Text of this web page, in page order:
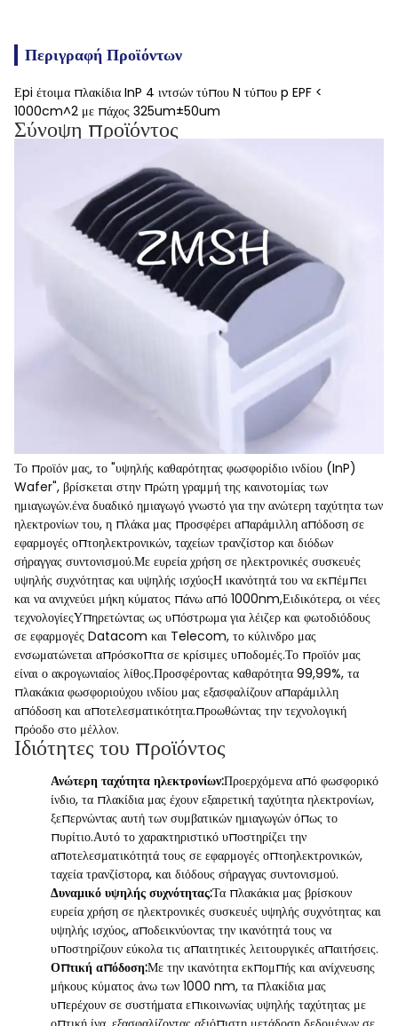
Περιγραφή Προϊόντων
Εpi έτοιμα πλακίδια InP 4 ιντσών τύπου N τύπου p EPF <
1000cm^2 με πάχος 325um±50um
Σύνοψη προϊόντος
Το προϊόν μας, το "υψηλής καθαρότητας φωσφορίδιο ινδίου (InP)
Wafer", βρίσκεται στην πρώτη γραμμή της καινοτομίας των
ημιαγωγών.ένα δυαδικό ημιαγωγό γνωστό για την ανώτερη ταχύτητα των
ηλεκτρονίων του, η πλάκα μας προσφέρει απαράμιλλη απόδοση σε
εφαρμογές οπτοηλεκτρονικών, ταχείων τρανζίστορ και διόδων
σήραγγας συντονισμού.Με ευρεία χρήση σε ηλεκτρονικές συσκευές
υψηλής συχνότητας και υψηλής ισχύοςΗ ικανότητά του να εκπέμπει
και να ανιχνεύει μήκη κύματος πάνω από 1000nm,Ειδικότερα, οι νέες
τεχνολογίεςΥπηρετώντας ως υπόστρωμα για λέιζερ και φωτοδιόδους
σε εφαρμογές Datacom και Telecom, το κύλινδρο μας
ενσωματώνεται απρόσκοπτα σε κρίσιμες υποδομές.Το προϊόν μας
είναι ο ακρογωνιαίος λίθος.Προσφέροντας καθαρότητα 99,99%, τα
πλακάκια φωσφοριούχου ινδίου μας εξασφαλίζουν απαράμιλλη
απόδοση και αποτελεσματικότητα.προωθώντας την τεχνολογική
πρόοδο στο μέλλον.
Ιδιότητες του προϊόντος
Ανώτερη ταχύτητα ηλεκτρονίων:Προερχόμενα από φωσφορικό
ίνδιο, τα πλακίδια μας έχουν εξαιρετική ταχύτητα ηλεκτρονίων,
ξεπερνώντας αυτή των συμβατικών ημιαγωγών όπως το
πυρίτιο.Αυτό το χαρακτηριστικό υποστηρίζει την
αποτελεσματικότητά τους σε εφαρμογές οπτοηλεκτρονικών,
ταχεία τρανζίστορα, και διόδους σήραγγας συντονισμού.
Δυναμικό υψηλής συχνότητας:Τα πλακάκια μας βρίσκουν
ευρεία χρήση σε ηλεκτρονικές συσκευές υψηλής συχνότητας και
υψηλής ισχύος, αποδεικνύοντας την ικανότητά τους να
υποστηρίζουν εύκολα τις απαιτητικές λειτουργικές απαιτήσεις.
Οπτική απόδοση:Με την ικανότητα εκπομπής και ανίχνευσης
μήκους κύματος άνω των 1000 nm, τα πλακίδια μας
υπερέχουν σε συστήματα επικοινωνίας υψηλής ταχύτητας με